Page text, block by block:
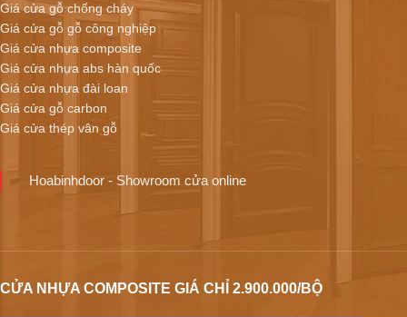
Giá cửa gỗ chống cháy
Giá cửa gỗ gỗ công nghiệp
Giá cửa nhựa composite
Giá cửa nhựa abs hàn quốc
Giá cửa nhựa đài loan
Giá cửa gỗ carbon
Giá cửa thép vân gỗ
Hoabinhdoor - Showroom cửa online
CỬA NHỰA COMPOSITE GIÁ CHỈ 2.900.000/BỘ